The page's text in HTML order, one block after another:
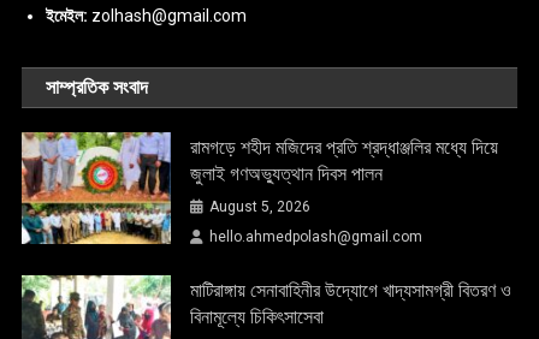
ইমেইল: zolhash@gmail.com
সাম্প্রতিক সংবাদ
রামগড়ে শহীদ মজিদের প্রতি শ্রদ্ধাঞ্জলির মধ্যে দিয়ে
জুলাই গণঅভ্যুত্থান দিবস পালন
August 5, 2026
hello.ahmedpolash@gmail.com
মাটিরাঙ্গায় সেনাবাহিনীর উদ্যোগে খাদ্যসামগ্রী বিতরণ ও
বিনামূল্যে চিকিৎসাসেবা